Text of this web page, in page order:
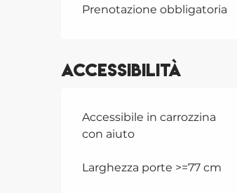
Prenotazione obbligatoria
Accessibilità
Accessibile in carrozzina
con aiuto
Larghezza porte >=77 cm